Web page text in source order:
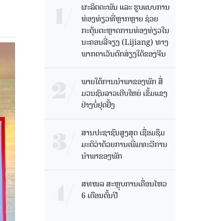
ຜະລິດຕະພັນ ແລະ ຮູບແບບການ
ທ່ອງທ່ຽວທີ່ຫຼາກຫຼາຍ ຊ່ວຍ
ກະຕຸ້ນຕະຫຼາດການທ່ອງທ່ຽວໃນ
ນະຄອນລີ່ຈຽງ (Lijiang) ທາງ
ພາກຕາເວັນຕົກສ່ຽງໃຕ້ຂອງຈີນ
ພາຍໃຕ້ການນໍາພາຂອງພັກ ສື່
ມວນຊົນລາວເຕີບໃຫຍ່ ເຂັ້ມແຂງ
ຢ່າງບໍ່ຢຸດຢັ້ງ
ສານປະຊາຊົນສູງສຸດ ເຊື່ອມຊຶມ
ມະຕິວ່າດ້ວຍການເພີ່ມທະວີການ
ນຳພາຂອງພັກ
ສທໜລ ສະຫຼຸບການເຄື່ອນໄຫວ
6 ເດືອນຕົ້ນປີ